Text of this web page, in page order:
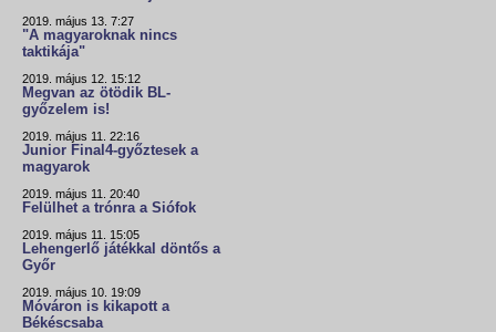
2019. május 13. 7:27
"A magyaroknak nincs
taktikája"
2019. május 12. 15:12
Megvan az ötödik BL-
győzelem is!
2019. május 11. 22:16
Junior Final4-győztesek a
magyarok
2019. május 11. 20:40
Felülhet a trónra a Siófok
2019. május 11. 15:05
Lehengerlő játékkal döntős a
Győr
2019. május 10. 19:09
Móváron is kikapott a
Békéscsaba